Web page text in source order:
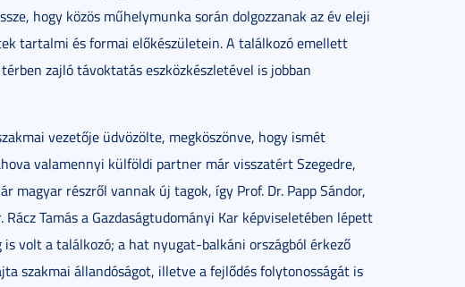
hogy közös műhelymunka során dolgozzanak az év eleji
tartalmi és formai előkészületein. A találkozó emellett
zajló távoktatás eszközkészletével is jobban
vezetője üdvözölte, megköszönve, hogy ismét
valamennyi külföldi partner már visszatért Szegedre,
magyar részről vannak új tagok, így Prof. Dr. Papp Sándor,
Tamás a Gazdaságtudományi Kar képviseletében lépett
volt a találkozó; a hat nyugat-balkáni országból érkező
szakmai állandóságot, illetve a fejlődés folytonosságát is